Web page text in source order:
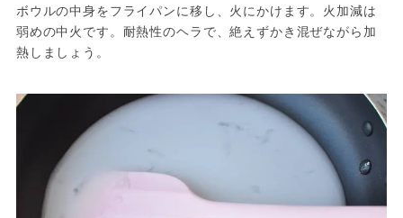
ボウルの中身をフライパンに移し、火にかけます。火加減は
弱めの中火です。耐熱性のヘラで、絶えずかき混ぜながら加
熱しましょう。